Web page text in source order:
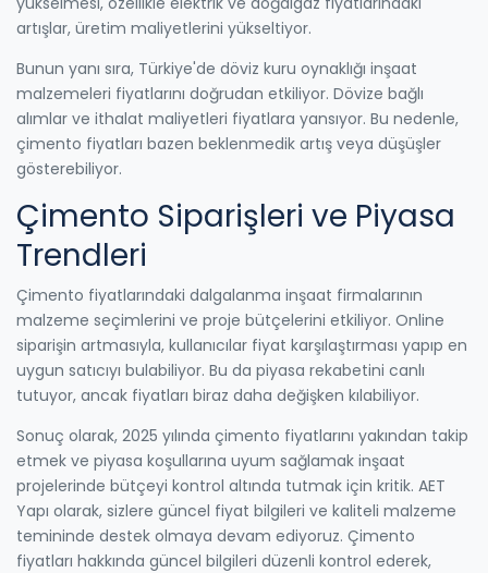
artışlar, üretim maliyetlerini yükseltiyor.
Bunun yanı sıra, Türkiye'de döviz kuru oynaklığı inşaat
malzemeleri fiyatlarını doğrudan etkiliyor. Dövize bağlı
alımlar ve ithalat maliyetleri fiyatlara yansıyor. Bu nedenle,
çimento fiyatları bazen beklenmedik artış veya düşüşler
gösterebiliyor.
Çimento Siparişleri ve Piyasa
Trendleri
Çimento fiyatlarındaki dalgalanma inşaat firmalarının
malzeme seçimlerini ve proje bütçelerini etkiliyor. Online
siparişin artmasıyla, kullanıcılar fiyat karşılaştırması yapıp en
uygun satıcıyı bulabiliyor. Bu da piyasa rekabetini canlı
tutuyor, ancak fiyatları biraz daha değişken kılabiliyor.
Sonuç olarak, 2025 yılında çimento fiyatlarını yakından takip
etmek ve piyasa koşullarına uyum sağlamak inşaat
projelerinde bütçeyi kontrol altında tutmak için kritik. AET
Yapı olarak, sizlere güncel fiyat bilgileri ve kaliteli malzeme
temininde destek olmaya devam ediyoruz. Çimento
fiyatları hakkında güncel bilgileri düzenli kontrol ederek,